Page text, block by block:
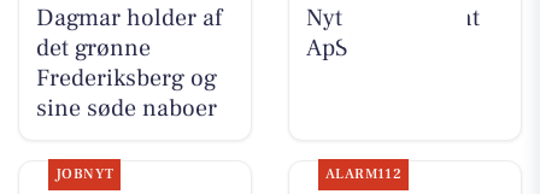
Dagmar holder af
det grønne
Frederiksberg og
sine søde naboer
Nyt fra Fairpaint
ApS
JOBNYT ALARM112